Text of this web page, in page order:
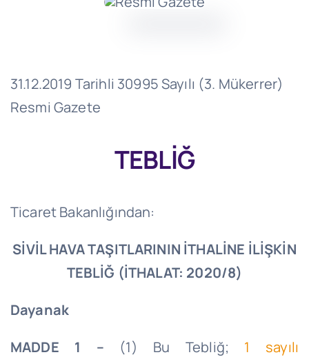
31.12.2019 Tarihli 30995 Sayılı (3. Mükerrer)
Resmi Gazete
TEBLİĞ
Ticaret Bakanlığından:
SİVİL HAVA TAŞITLARININ İTHALİNE İLİŞKİN
TEBLİĞ (İTHALAT: 2020/8)
Dayanak
MADDE 1 – (1) Bu Tebliğ; 1 sayılı